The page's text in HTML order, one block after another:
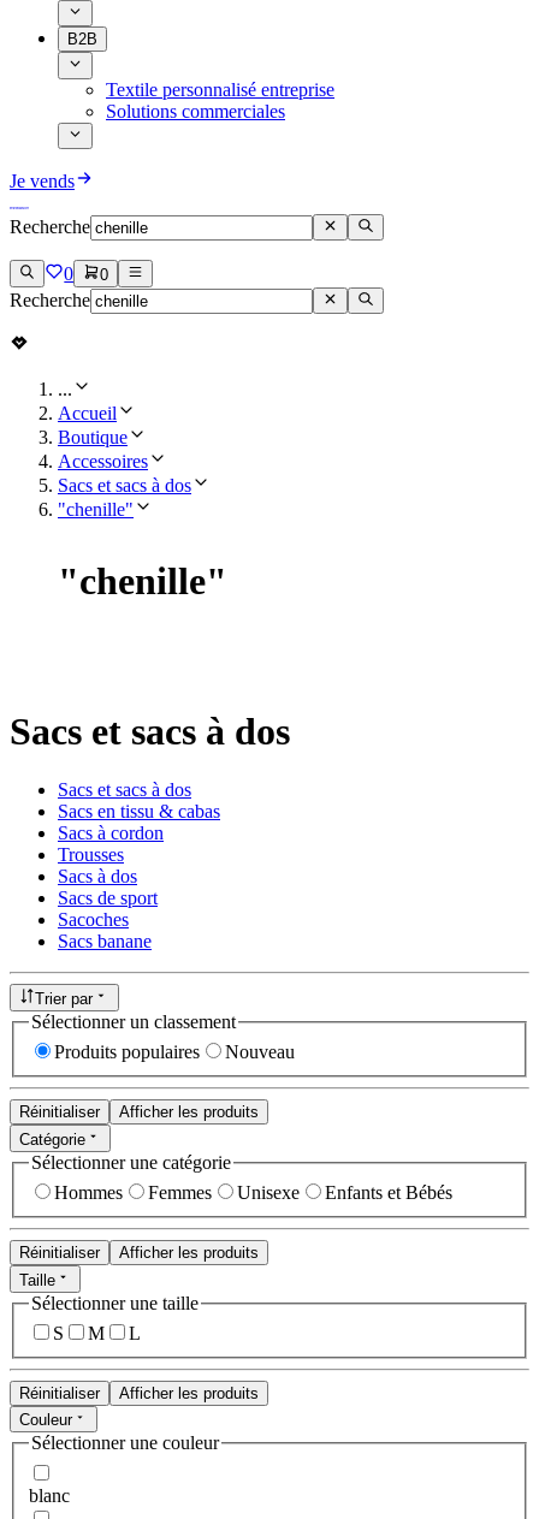
B2B
Textile personnalisé entreprise
Solutions commerciales
Je vends
Recherche
0 0
Recherche
...
Accueil
Boutique
Accessoires
Sacs et sacs à dos
"chenille"
"chenille"
Sacs et sacs à dos
Sacs et sacs à dos
Sacs en tissu & cabas
Sacs à cordon
Trousses
Sacs à dos
Sacs de sport
Sacoches
Sacs banane
Trier par
Sélectionner un classement
Produits populaires
Nouveau
Réinitialiser
Afficher les produits
Catégorie
Sélectionner une catégorie
Hommes
Femmes Unisexe Enfants et Bébés
Réinitialiser
Afficher les produits
Taille
Sélectionner une taille
S
M L
Réinitialiser
Afficher les produits
Couleur
Sélectionner une couleur
blanc